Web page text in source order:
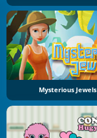
Mysterious Jewels